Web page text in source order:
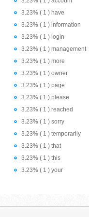
3.23% ( 1 ) have
3.23% ( 1 ) information
3.23% ( 1 ) login
3.23% ( 1 ) management
3.23% ( 1 ) more
3.23% ( 1 ) owner
3.23% ( 1 ) page
3.23% ( 1 ) please
3.23% ( 1 ) reached
3.23% ( 1 ) sorry
3.23% ( 1 ) temporarily
3.23% ( 1 ) that
3.23% ( 1 ) this
3.23% ( 1 ) your